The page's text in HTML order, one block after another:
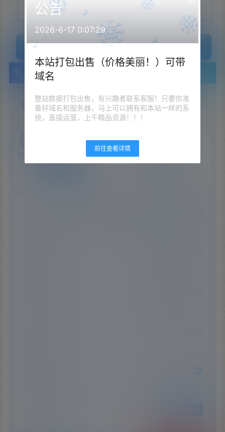
公告
2026-6-17 0:07:29
本站打包出售（价格美丽！）可带
域名
整站数据打包出售，有兴趣者联系客服！只要你准
备好域名和服务器，马上可以拥有和本站一样的系
统，直接运营，上千精品资源！！！
前往查看详情